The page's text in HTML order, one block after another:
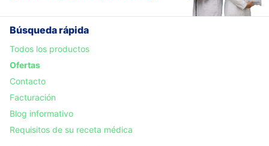
Búsqueda rápida
Todos los productos
Ofertas
Contacto
Facturación
Blog informativo
Requisitos de su receta médica